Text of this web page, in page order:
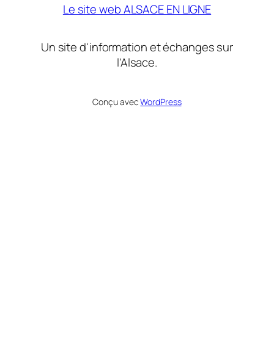
Le site web ALSACE EN LIGNE
Un site d'information et échanges sur
l'Alsace.
Conçu avecWordPress